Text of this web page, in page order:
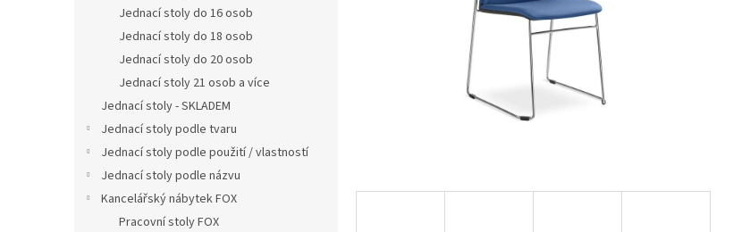
Jednací stoly do 16 osob
Jednací stoly do 18 osob
Jednací stoly do 20 osob
Jednací stoly 21 osob a více
Jednací stoly - SKLADEM
Jednací stoly podle tvaru
Jednací stoly podle použití / vlastností
Jednací stoly podle názvu
Kancelářský nábytek FOX
Pracovní stoly FOX